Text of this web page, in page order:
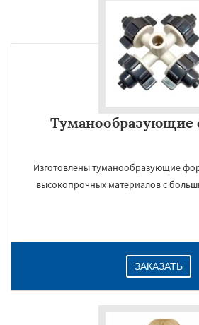
Туманообразующие
Изготовлены туманообразующие
высокопрочных материалов с
ЗАКАЗАТЬ